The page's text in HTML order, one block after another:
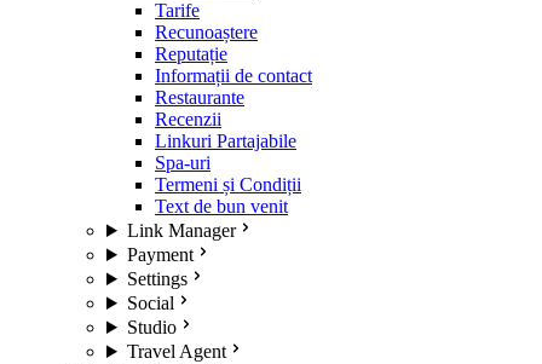
Tarife
Recunoaștere
Reputație
Informații de contact
Restaurante
Recenzii
Linkuri Partajabile
Spa-uri
Termeni și Condiții
Text de bun venit
Link Manager
Payment
Settings
Social
Studio
Travel Agent